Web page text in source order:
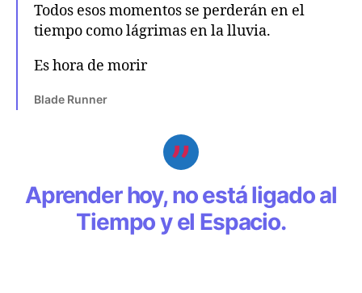
Todos esos momentos se perderán en el
tiempo como lágrimas en la lluvia.
Es hora de morir
Blade Runner
Aprender hoy, no está ligado al
Tiempo y el Espacio.